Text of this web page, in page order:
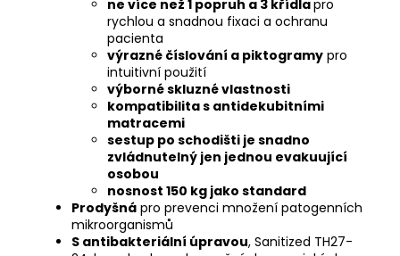
ne více než 1 popruh a 3 křídlapro
rychlou a snadnou fixaci a ochranu
pacienta
výrazné číslování a piktogramy pro
intuitivní použití
výborné skluzné vlastnosti
kompatibilita s antidekubitními
matracemi
sestup po schodišti je snadno
zvládnutelný jen jednou evakuující
osobou
nosnost 150 kg jako standard
Prodyšná pro prevenci množení patogenních
mikroorganismů
S antibakteriální úpravou, Sanitized TH27-